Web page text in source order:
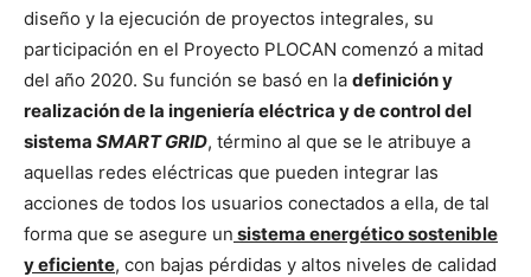
diseño y la ejecución de proyectos integrales, su
participación en el Proyecto PLOCAN comenzó a mitad
del año 2020. Su función se basó en la definición y
realización de la ingeniería eléctrica y de control del
sistema SMART GRID, término al que se le atribuye a
aquellas redes eléctricas que pueden integrar las
acciones de todos los usuarios conectados a ella, de tal
forma que se asegure un sistema energético sostenible
y eficiente, con bajas pérdidas y altos niveles de calidad